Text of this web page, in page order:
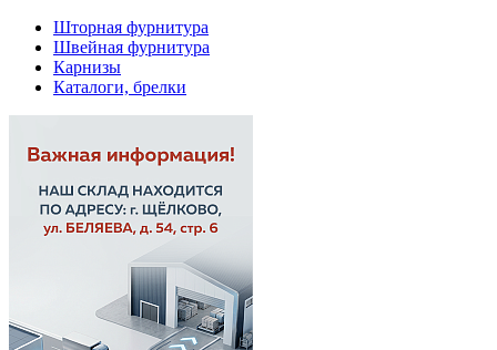
Шторная фурнитура
Швейная фурнитура
Карнизы
Каталоги, брелки